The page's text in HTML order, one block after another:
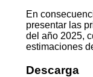
En
presentar las
del año 2025,
estimaciones
Descarga